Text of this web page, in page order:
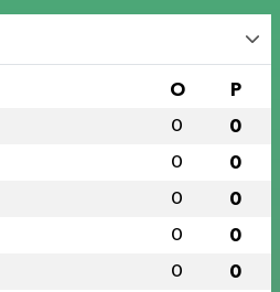
O P
0 0
0 0
0 0
0 0
0 0